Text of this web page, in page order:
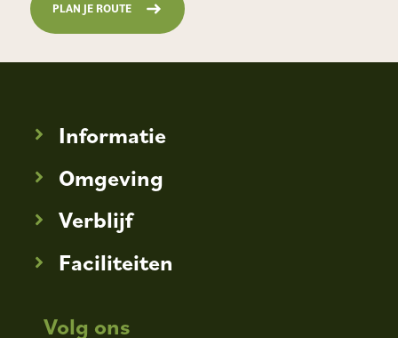
Informatie
Omgeving
Verblijf
Faciliteiten
Volg ons
PLAN JE ROUTE